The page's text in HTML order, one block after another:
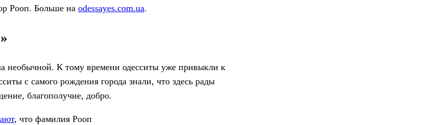
Рооп. Больше на odessayes.com.ua.
необычной. К тому времени одесситы уже привыкли к
с самого рождения города знали, что здесь рады
благополучие, добро.
, что фамилия Рооп